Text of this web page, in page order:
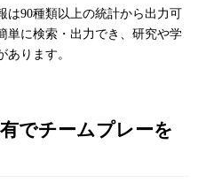
は90種類以上の統計から出力可
単に検索・出力でき、研究や学
ります。
でチームプレーを